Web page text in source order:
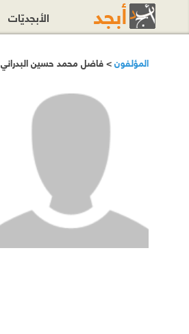
المؤلفون> فاضل محمد حسين البدراني
الأبجديّات